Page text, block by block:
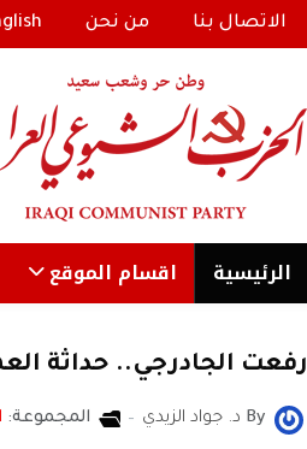
الاتصال بنا من نحن
الرئیسية اقسام الموقع
رفعت الجادرجي.. حداثة
By د. جواد الزيدي المجموعة: